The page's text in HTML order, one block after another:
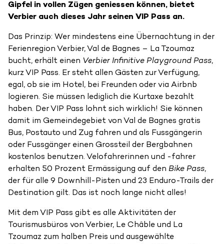
Gipfel in vollen Zügen geniessen können, bietet
Verbier auch dieses Jahr seinen VIP Pass an.
Das Prinzip: Wer mindestens eine Übernachtung in der
Ferienregion Verbier, Val de Bagnes – La Tzoumaz
bucht, erhält einen Verbier Infinitive Playground Pass,
kurz VIP Pass. Er steht allen Gästen zur Verfügung,
egal, ob sie im Hotel, bei Freunden oder via Airbnb
logieren. Sie müssen lediglich die Kurtaxe bezahlt
haben. Der VIP Pass lohnt sich wirklich! Sie können
damit im Gemeindegebiet von Val de Bagnes gratis
Bus, Postauto und Zug fahren und als Fussgängerin
oder Fussgänger einen Grossteil der Bergbahnen
kostenlos benutzen. Velofahrerinnen und -fahrer
erhalten 50 Prozent Ermässigung auf den Bike Pass,
der für alle 9 Downhill-Pisten und 23 Enduro-Trails der
Destination gilt. Das ist noch lange nicht alles!
Mit dem VIP Pass gibt es alle Aktivitäten der
Tourismusbüros von Verbier, Le Châble und La
Tzoumaz zum halben Preis und ausgewählte